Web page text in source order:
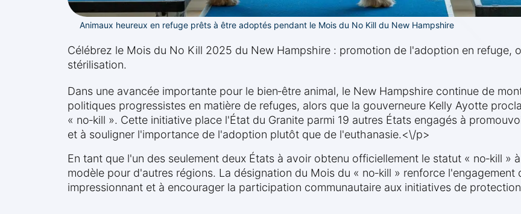
Animaux heureux en refuge prêts à être adoptés pendant le Mois du No Kill du New Hampshire
Célébrez le Mois du No Kill 2025 du New Hampshire : promotion de l'adoption en refuge,
stérilisation.
Dans une avancée importante pour le bien‑être animal, le New Hampshire continue de
politiques progressistes en matière de refuges, alors que la gouverneure Kelly Ayotte
« no‑kill ». Cette initiative place l'État du Granite parmi 19 autres États engagés à
et à souligner l'importance de l'adoption plutôt que de l'euthanasie.<\/p>
En tant que l'un des seulement deux États à avoir obtenu officiellement le statut « no‑kill »
modèle pour d'autres régions. La désignation du Mois du « no‑kill » renforce
impressionnant et à encourager la participation communautaire aux initiatives de